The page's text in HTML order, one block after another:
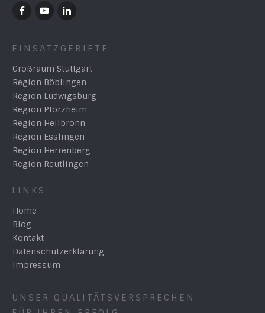
EINSATZGEBIETE
Großraum Stuttgart
Region Böblingen
Region Ludwigsburg
Region Pforzheim
Region Heilbronn
Region Esslingen
Region Herrenberg
Region Reutlingen
LINKS
Home
Blog
Kontakt
Datenschutzerklärung
Impressum
UNSER QUALITÄTSVERSPRECHEN